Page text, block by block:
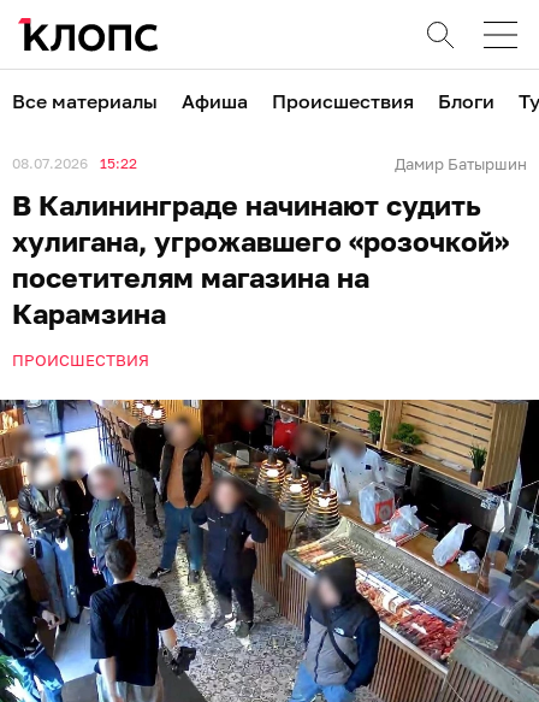
Все материалы Афиша Происшествия Блоги
08.07.2026 15:22 Дамир Батыршин
В Калининграде начинают судить
хулигана, угрожавшего «розочкой»
посетителям магазина на
Карамзина
ПРОИСШЕСТВИЯ